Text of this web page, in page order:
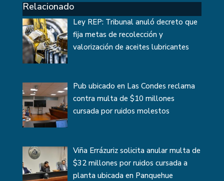
Relacionado
Ley REP: Tribunal anuló decreto que
fija metas de recolección y
valorización de aceites lubricantes
Pub ubicado en Las Condes reclama
contra multa de $10 millones
cursada por ruidos molestos
Viña Errázuriz solicita anular multa de
$32 millones por ruidos cursada a
planta ubicada en Panquehue